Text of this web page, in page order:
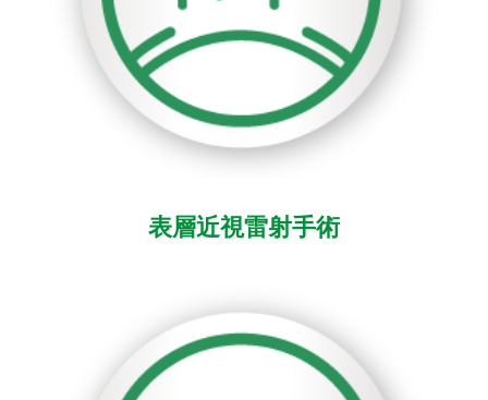
表層近視雷射手術